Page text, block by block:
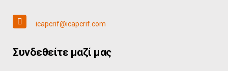
icapcrif@icapcrif.com
Συνδεθείτε μαζί μας